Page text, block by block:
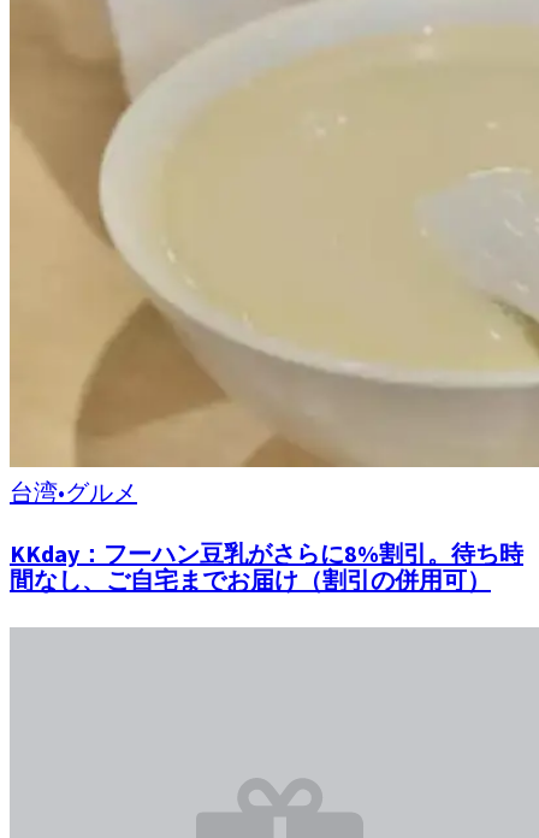
台湾•グルメ
KKday：フーハン豆乳がさらに8%割引。待ち時
間なし、ご自宅までお届け（割引の併用可）